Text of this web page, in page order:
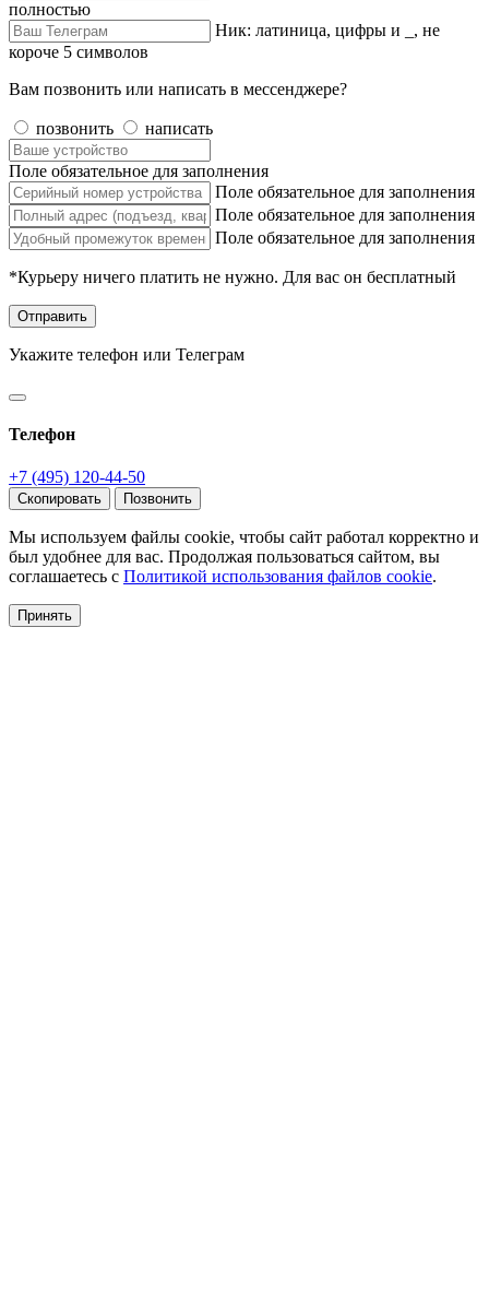
полностью
Ник: латиница, цифры и _, не
короче 5 символов
Вам позвонить или написать в мессенджере?
позвонить написать
Поле обязательное для заполнения
Поле обязательное для заполнения
Поле обязательное для заполнения
Поле обязательное для заполнения
*Курьеру ничего платить не нужно. Для вас он бесплатный
Отправить
Укажите телефон или Телеграм
Телефон
+7 (495) 120-44-50
Скопировать Позвонить
Мы используем файлы cookie, чтобы сайт работал корректно и
был удобнее для вас. Продолжая пользоваться сайтом, вы
соглашаетесь с Политикой использования файлов cookie.
Принять